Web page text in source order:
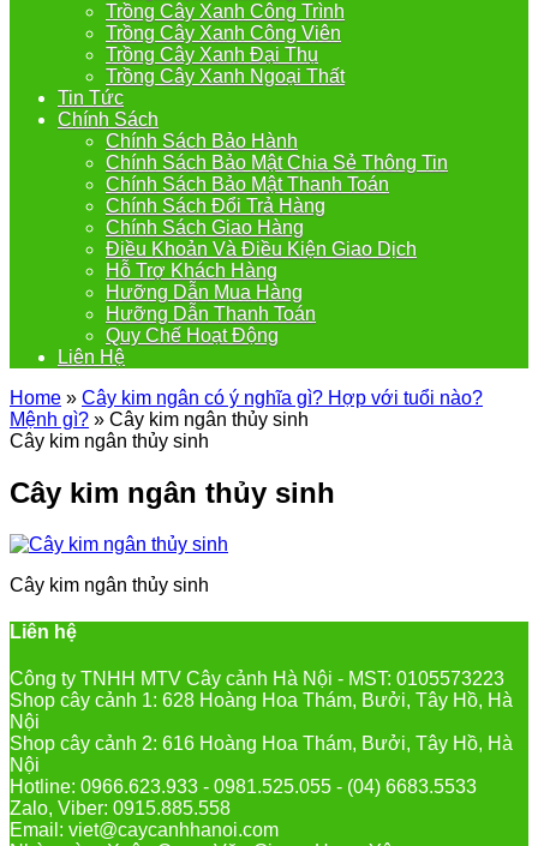
Trồng Cây Xanh Công Trình
Trồng Cây Xanh Công Viên
Trồng Cây Xanh Đại Thụ
Trồng Cây Xanh Ngoại Thất
Tin Tức
Chính Sách
Chính Sách Bảo Hành
Chính Sách Bảo Mật Chia Sẻ Thông Tin
Chính Sách Bảo Mật Thanh Toán
Chính Sách Đổi Trả Hàng
Chính Sách Giao Hàng
Điều Khoản Và Điều Kiện Giao Dịch
Hỗ Trợ Khách Hàng
Hưỡng Dẫn Mua Hàng
Hưỡng Dẫn Thanh Toán
Quy Chế Hoạt Động
Liên Hệ
Home » Cây kim ngân có ý nghĩa gì? Hợp với tuổi nào?
Mệnh gì? » Cây kim ngân thủy sinh
Cây kim ngân thủy sinh
Cây kim ngân thủy sinh
Cây kim ngân thủy sinh
Liên hệ
Công ty TNHH MTV Cây cảnh Hà Nội - MST: 0105573223
Shop cây cảnh 1: 628 Hoàng Hoa Thám, Bưởi, Tây Hồ, Hà
Nội
Shop cây cảnh 2: 616 Hoàng Hoa Thám, Bưởi, Tây Hồ, Hà
Nội
Hotline: 0966.623.933 - 0981.525.055 - (04) 6683.5533
Zalo, Viber: 0915.885.558
Email: viet@caycanhhanoi.com